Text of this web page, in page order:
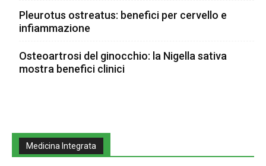
Pleurotus ostreatus: benefici per cervello e
infiammazione
Osteoartrosi del ginocchio: la Nigella sativa
mostra benefici clinici
Medicina Integrata